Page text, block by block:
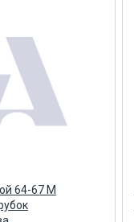
64-67 М